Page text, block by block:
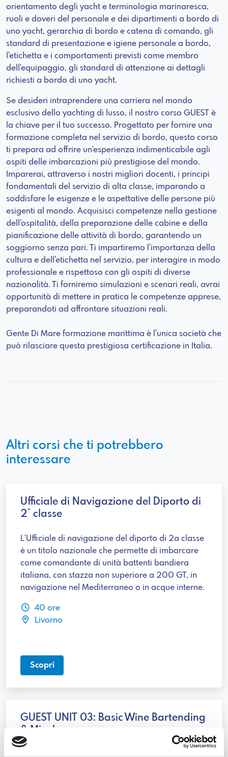
orientamento degli yacht e terminologia marinaresca,
ruoli e doveri del personale e dei dipartimenti a bordo di
uno yacht, gerarchia di bordo e catena di comando, gli
standard di presentazione e igiene personale a bordo,
l'etichetta e i comportamenti previsti come membro
dell'equipaggio, gli standard di attenzione ai dettagli
richiesti a bordo di uno yacht.
Se desideri intraprendere una carriera nel mondo
esclusivo dello yachting di lusso, il nostro corso GUEST è
la chiave per il tuo successo. Progettato per fornire una
formazione completa nel servizio di bordo, questo corso
ti prepara ad offrire un'esperienza indimenticabile agli
ospiti delle imbarcazioni più prestigiose del mondo.
Imparerai, attraverso i nostri migliori docenti, i principi
fondamentali del servizio di alta classe, imparando a
soddisfare le esigenze e le aspettative delle persone più
esigenti al mondo. Acquisisci competenze nella gestione
dell'ospitalità, della preparazione delle cabine e della
pianificazione delle attività di bordo, garantendo un
soggiorno senza pari. Ti impartiremo l'importanza della
cultura e dell'etichetta nel servizio, per interagire in modo
professionale e rispettoso con gli ospiti di diverse
nazionalità. Ti forniremo simulazioni e scenari reali, avrai
opportunità di mettere in pratica le competenze apprese,
preparandoti ad affrontare situazioni reali.
Gente Di Mare formazione marittima è l'unica società che
può rilasciare questa prestigiosa certificazione in Italia.
Altri corsi che ti potrebbero
interessare
Ufficiale di Navigazione del Diporto di
2° classe
L'Ufficiale di navigazione del diporto di 2a classe
è un titolo nazionale che permette di imbarcare
come comandante di unità battenti bandiera
italiana, con stazza non superiore a 200 GT, in
navigazione nel Mediterraneo o in acque interne.
40 ore
Livorno
Scopri
GUEST UNIT 03: Basic Wine Bartending
& Mixology
Corso GUEST: Eccellenza nel servizio a bordo per